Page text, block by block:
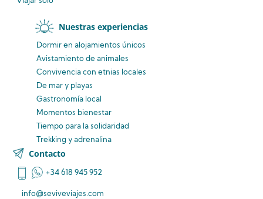
Nuestras experiencias
Dormir en alojamientos únicos
Avistamientode animales
Convivenciacon etnias locales
De mar y playas
Gastronomía local
Momentos bienestar
Tiempo para la solidaridad
Trekking y adrenalina
Contacto
+34 618 945 952
info@seviveviajes.com